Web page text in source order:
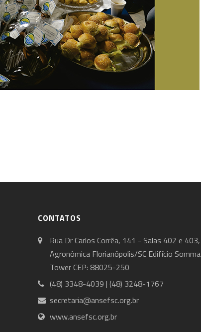
CONTATOS
Rua Dr Carlos Corrêa, 141 - Salas 402 e 403,
Agronômica Florianópolis/SC Edifício Somma
Tower CEP: 88025-250
(48) 3348-4039 | (48) 3248-1767
secretaria@ansefsc.org.br
www.ansefsc.org.br